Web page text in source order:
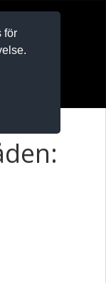
för